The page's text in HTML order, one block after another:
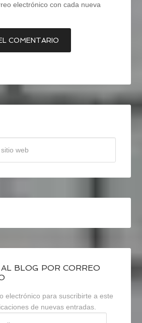
electrónico con cada nueva
BLOG POR CORREO
electrónico para suscribirte a este
de nuevas entradas.